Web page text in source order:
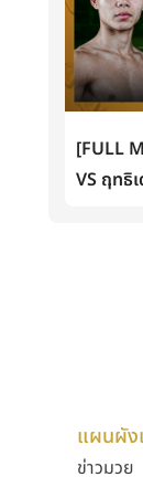
[FULL
VS ฤทธิ
แผนผัง
ข่าวมวย